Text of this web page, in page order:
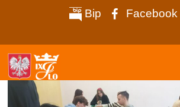
Bip Facebook